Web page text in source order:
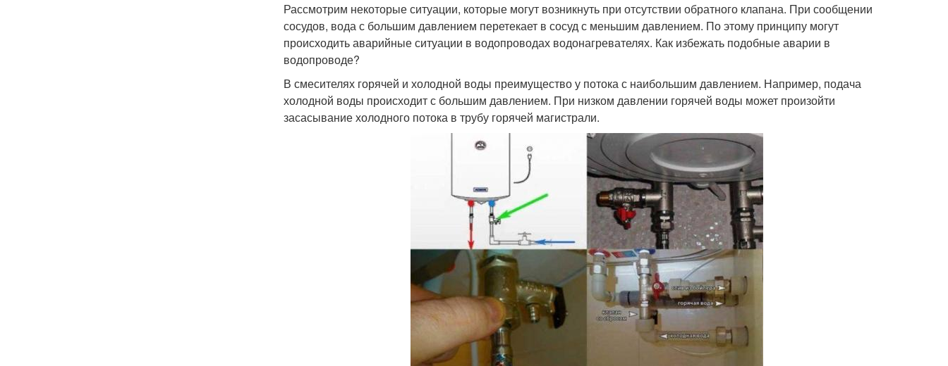
Рассмотрим некоторые ситуации, которые могут возникнуть при отсутствии обратного клапана. При сообщении
сосудов, вода с большим давлением перетекает в сосуд с меньшим давлением. По этому принципу могут
происходить аварийные ситуации в водопроводах водонагревателях. Как избежать подобные аварии в
водопроводе?
В смесителях горячей и холодной воды преимущество у потока с наибольшим давлением. Например, подача
холодной воды происходит с большим давлением. При низком давлении горячей воды может произойти
засасывание холодного потока в трубу горячей магистрали.